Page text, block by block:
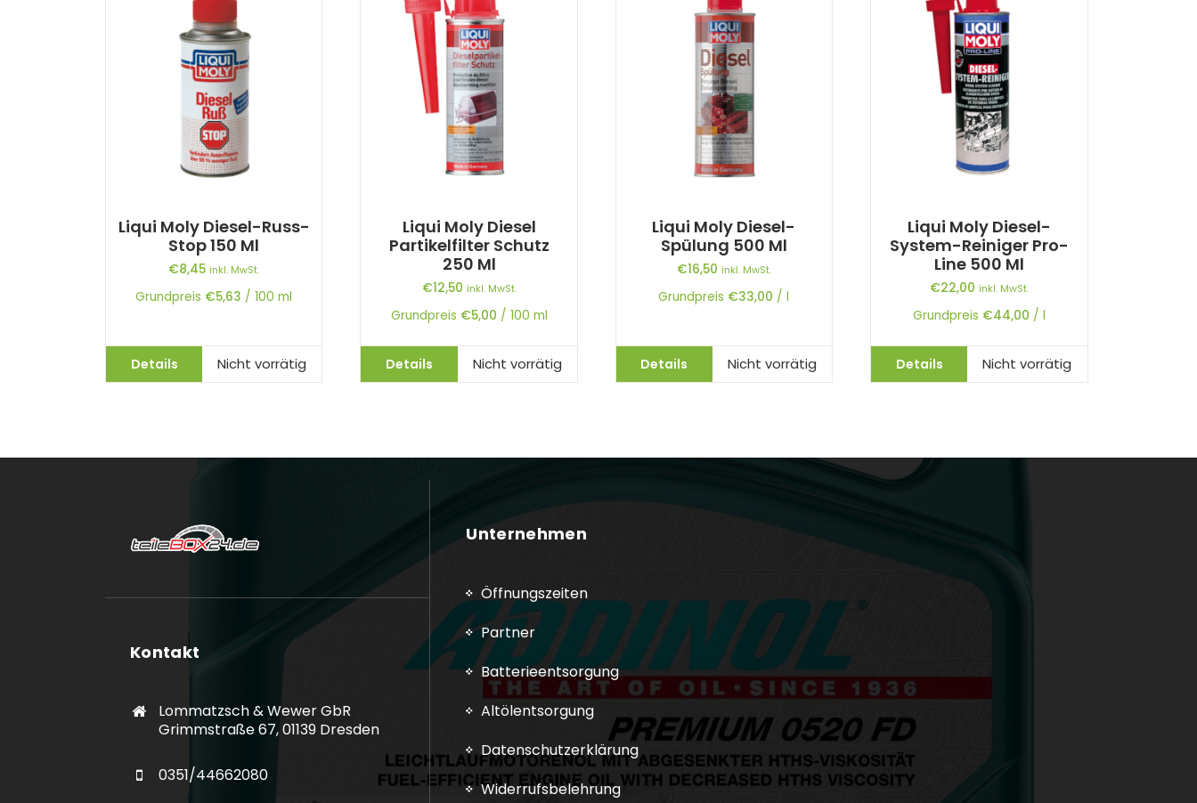
Liqui Moly Diesel-Russ-
Stop 150 Ml
€8,45 inkl. MwSt.
Grundpreis €5,63 /100 ml
Details Nicht vorrätig
Liqui Moly Diesel
Partikelfilter Schutz
250 Ml
€12,50 inkl. MwSt.
Grundpreis €5,00 / 100 ml
Details Nicht vorrätig
Liqui Moly Diesel-
Spülung 500 Ml
€16,50 inkl. MwSt.
Grundpreis €33,00 /l
Details Nicht vorrätig
Liqui Moly Diesel-
System-Reiniger Pro-
Line 500 Ml
€22,00 inkl. MwSt.
Grundpreis €44,00 / l
Details Nicht vorrätig
Kontakt
Lommatzsch & Wewer GbR
Grimmstraße 67, 01139 Dresden
0351/44662080
Unternehmen
Öffnungszeiten
Partner
Batterieentsorgung
Altölentsorgung
Datenschutzerklärung
Widerrufsbelehrung